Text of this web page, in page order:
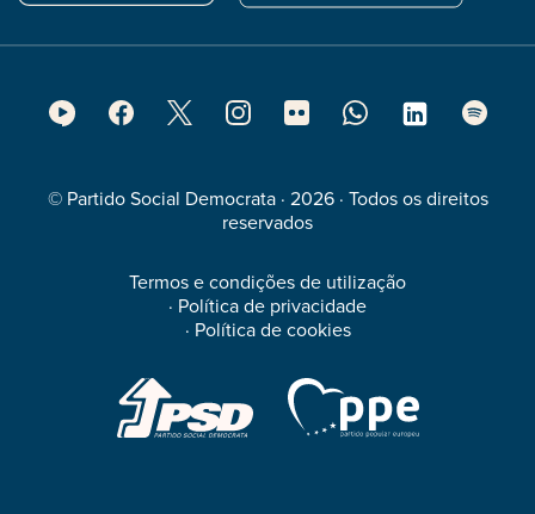
© Partido Social Democrata · 2026 · Todos os direitos
reservados
Termos e condições de utilização
· Política de privacidade
· Política de cookies
Footer
Media